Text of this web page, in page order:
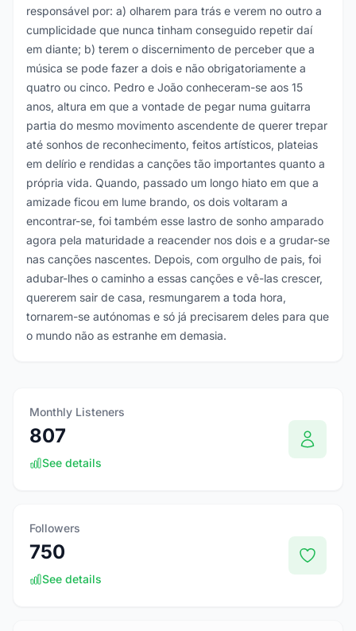
responsável por: a) olharem para trás e verem no outro a
cumplicidade que nunca tinham conseguido repetir daí
em diante; b) terem o discernimento de perceber que a
música se pode fazer a dois e não obrigatoriamente a
quatro ou cinco. Pedro e João conheceram-se aos 15
anos, altura em que a vontade de pegar numa guitarra
partia do mesmo movimento ascendente de querer trepar
até sonhos de reconhecimento, feitos artísticos, plateias
em delírio e rendidas a canções tão importantes quanto a
própria vida. Quando, passado um longo hiato em que a
amizade ficou em lume brando, os dois voltaram a
encontrar-se, foi também esse lastro de sonho amparado
agora pela maturidade a reacender nos dois e a grudar-se
nas canções nascentes. Depois, com orgulho de pais, foi
adubar-lhes o caminho a essas canções e vê-las crescer,
quererem sair de casa, resmungarem a toda hora,
tornarem-se autónomas e só já precisarem deles para que
o mundo não as estranhe em demasia.
Monthly Listeners
807
See details
Followers
750
See details